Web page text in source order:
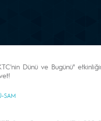
Dünü ve Bugünü"
SAM